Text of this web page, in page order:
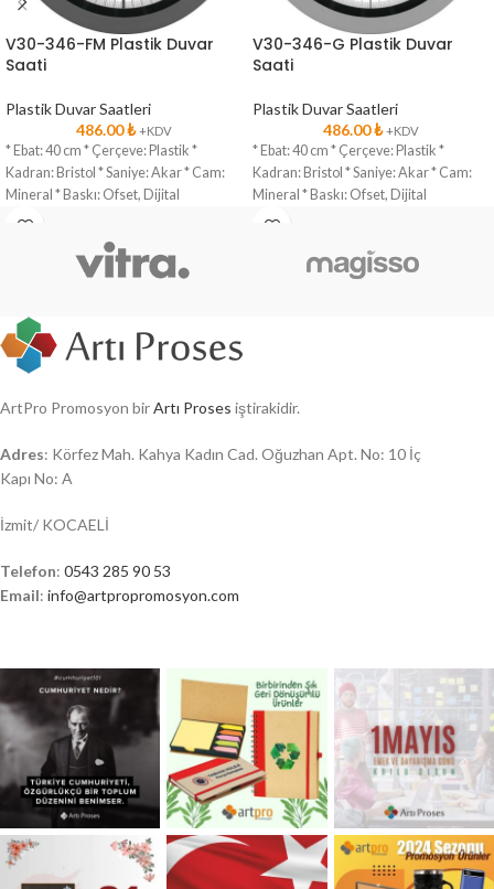
V30-346-FM Plastik Duvar
Saati
Plastik Duvar Saatleri
486.00₺ +KDV
* Ebat: 40 cm * Çerçeve: Plastik *
Kadran: Bristol * Saniye: Akar * Cam:
Mineral * Baskı: Ofset, Dijital
V30-346-G Plastik Duvar
Saati
Plastik Duvar Saatleri
486.00₺ +KDV
* Ebat: 40 cm * Çerçeve: Plastik *
Kadran: Bristol * Saniye: Akar * Cam:
Mineral * Baskı: Ofset, Dijital
ArtPro Promosyon birArtı Proses iştirakidir.
Adres: Körfez Mah. Kahya Kadın Cad. Oğuzhan Apt. No: 10 İç
Kapı No: A
İzmit/ KOCAELİ
Telefon: 0543 285 90 53
Email: info@artpropromosyon.com